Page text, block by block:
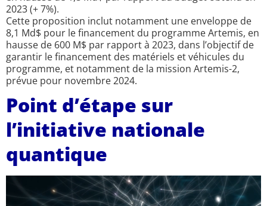
2023 (+ 7%).
Cette proposition inclut notamment une enveloppe de
8,1 Md$ pour le financement du programme Artemis, en
hausse de 600 M$ par rapport à 2023, dans l’objectif de
garantir le financement des matériels et véhicules du
programme, et notamment de la mission Artemis-2,
prévue pour novembre 2024.
Point d’étape sur
l’initiative nationale
quantique